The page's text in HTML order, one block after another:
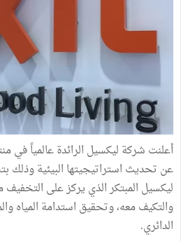
أعلنت شركة ليكسيل الرائدة عالمياً في
عن تحديث استراتيجيتها البيئية وذلك
ليكسيل المبتكر الذي يركز على التخفيف
والتكيف معه، وتحقيق استدامة المياه
الدائري.